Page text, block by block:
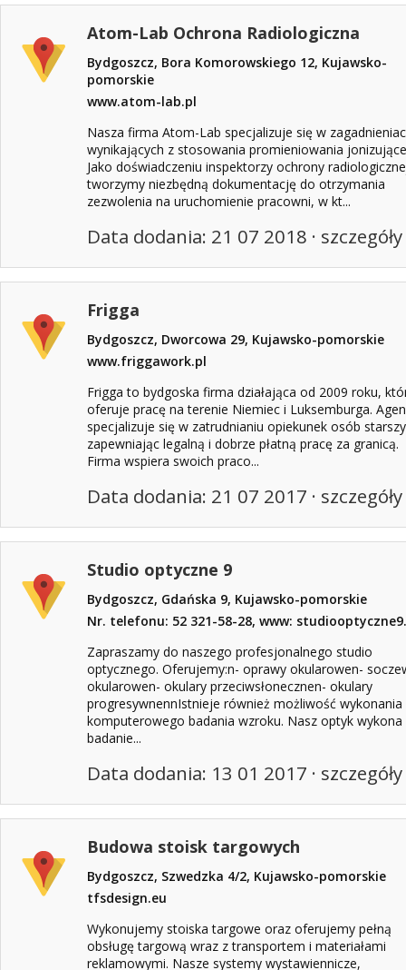
Atom-Lab Ochrona Radiologiczna
Bydgoszcz, Bora Komorowskiego 12, Kujawsko-
pomorskie
www.atom-lab.pl
Nasza firma Atom-Lab specjalizuje się w
wynikających z stosowania promieniowania
Jako doświadczeniu inspektorzy ochrony
tworzymy niezbędną dokumentację do otrzymania
zezwolenia na uruchomienie pracowni, w kt...
Data dodania: 21 07 2018 ·
Frigga
Bydgoszcz, Dworcowa 29, Kujawsko-pomorskie
www.friggawork.pl
Frigga to bydgoska firma działająca od 2009 roku,
oferuje pracę na terenie Niemiec i Luksemburga.
specjalizuje się w zatrudnianiu opiekunek osób
zapewniając legalną i dobrze płatną pracę za granicą.
Firma wspiera swoich praco...
Data dodania: 21 07 2017 ·
Studio optyczne 9
Bydgoszcz, Gdańska 9, Kujawsko-pomorskie
Nr. telefonu: 52 321-58-28, www:
Zapraszamy do naszego profesjonalnego studio
optycznego. Oferujemy:n- oprawy okularowen-
okularowen- okulary przeciwsłonecznen- okulary
progresywnennIstnieje również możliwość wykonania
komputerowego badania wzroku. Nasz optyk wykona
badanie...
Data dodania: 13 01 2017 ·
Budowa stoisk targowych
Bydgoszcz, Szwedzka 4/2, Kujawsko-pomorskie
tfsdesign.eu
Wykonujemy stoiska targowe oraz oferujemy pełną
obsługę targową wraz z transportem i materiałami
reklamowymi. Nasze systemy wystawiennicze,